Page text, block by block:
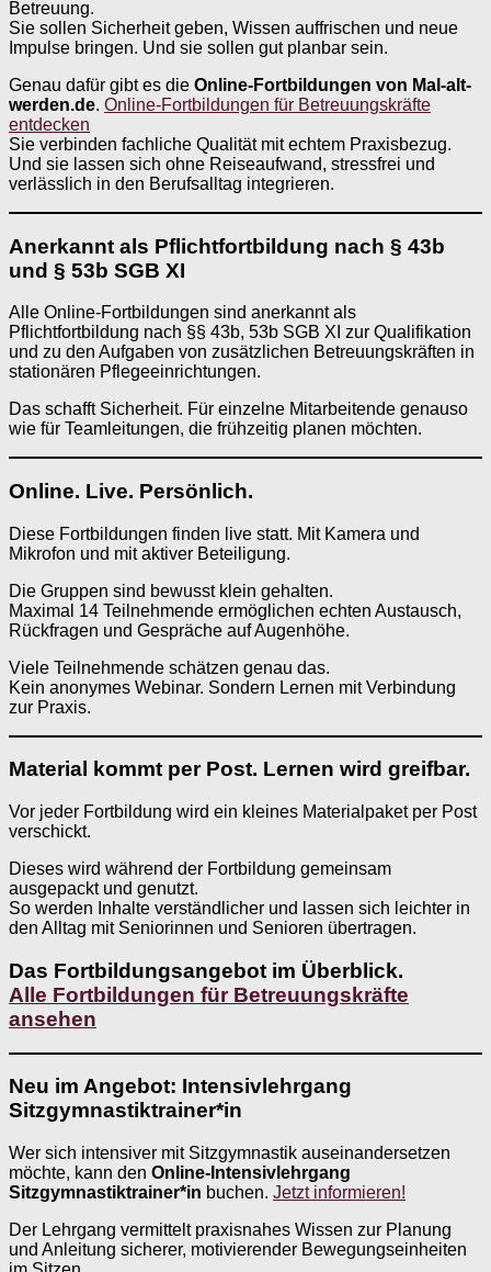
Betreuung.
Sie sollen Sicherheit geben, Wissen auffrischen und neue
Impulse bringen. Und sie sollen gut planbar sein.
Genau dafür gibt es die Online-Fortbildungen von Mal-alt-
werden.de. Online-Fortbildungen für Betreuungskräfte
entdecken
Sie verbinden fachliche Qualität mit echtem Praxisbezug.
Und sie lassen sich ohne Reiseaufwand, stressfrei und
verlässlich in den Berufsalltag integrieren.
Anerkannt als Pflichtfortbildung nach § 43b
und § 53b SGB XI
Alle Online-Fortbildungen sind anerkannt als
Pflichtfortbildung nach §§ 43b, 53b SGB XI zur Qualifikation
und zu den Aufgaben von zusätzlichen Betreuungskräften in
stationären Pflegeeinrichtungen.
Das schafft Sicherheit. Für einzelne Mitarbeitende genauso
wie für Teamleitungen, die frühzeitig planen möchten.
Online. Live. Persönlich.
Diese Fortbildungen finden live statt. Mit Kamera und
Mikrofon und mit aktiver Beteiligung.
Die Gruppen sind bewusst klein gehalten.
Maximal 14 Teilnehmende ermöglichen echten Austausch,
Rückfragen und Gespräche auf Augenhöhe.
Viele Teilnehmende schätzen genau das.
Kein anonymes Webinar. Sondern Lernen mit Verbindung
zur Praxis.
Material kommt per Post. Lernen wird greifbar.
Vor jeder Fortbildung wird ein kleines Materialpaket per Post
verschickt.
Dieses wird während der Fortbildung gemeinsam
ausgepackt und genutzt.
So werden Inhalte verständlicher und lassen sich leichter in
den Alltag mit Seniorinnen und Senioren übertragen.
Das Fortbildungsangebot im Überblick.
Alle Fortbildungen für Betreuungskräfte
ansehen
Neu im Angebot: Intensivlehrgang
Sitzgymnastiktrainer*in
Wer sich intensiver mit Sitzgymnastik auseinandersetzen
möchte, kann den Online-Intensivlehrgang
Sitzgymnastiktrainer*in buchen. Jetzt informieren!
Der Lehrgang vermittelt praxisnahes Wissen zur Planung
und Anleitung sicherer, motivierender Bewegungseinheiten